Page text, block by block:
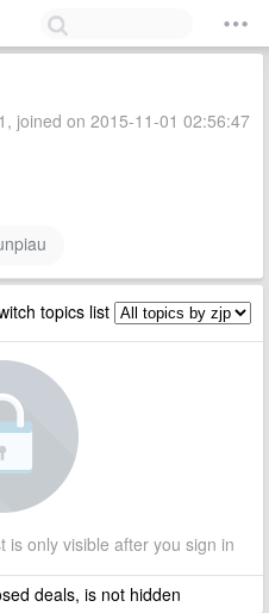
joined on 2015-11-01 02:56:47
topics list
is only visible after you sign in
deals, is not hidden